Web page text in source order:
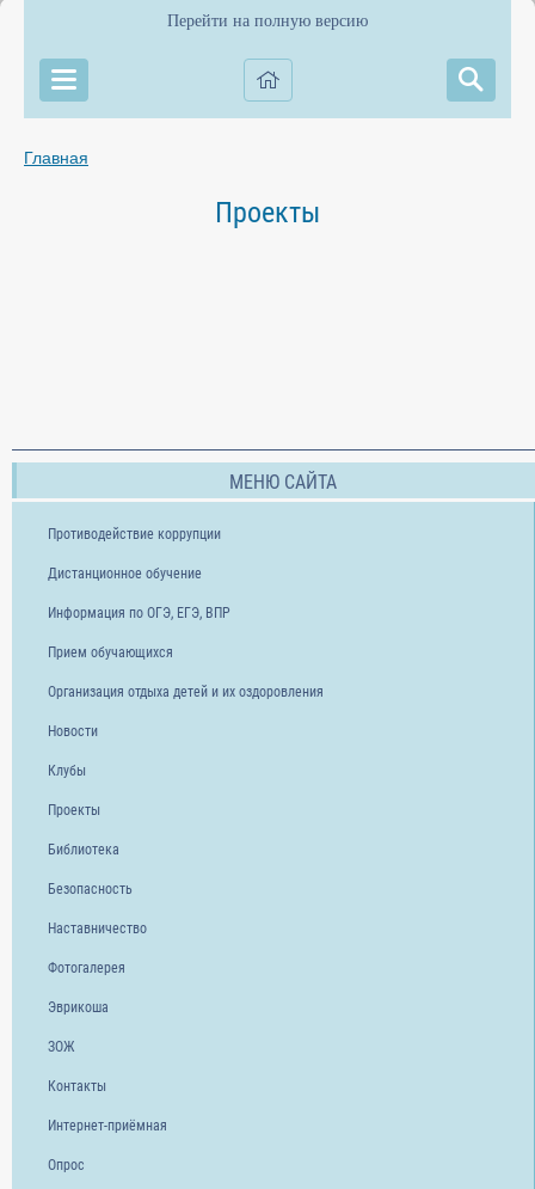
Перейти на полную версию
Главная
Проекты
МЕНЮ САЙТА
Противодействие коррупции
Дистанционное обучение
Информация по ОГЭ, ЕГЭ, ВПР
Прием обучающихся
Организация отдыха детей и их оздоровления
Новости
Клубы
Проекты
Библиотека
Безопасность
Наставничество
Фотогалерея
Эврикоша
ЗОЖ
Контакты
Интернет-приёмная
Опрос